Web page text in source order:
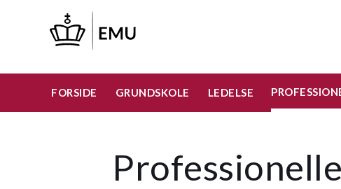
hovedindhold
FORSIDE GRUNDSKOLE LEDELSE